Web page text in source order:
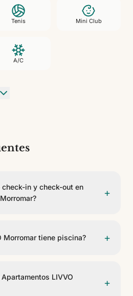
Tenis Mini Club
A/C
check-in y check-out en
+
Morromar tiene piscina? +
Se incluyen tumbonas.
LIVVO
+